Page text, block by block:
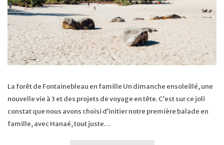
La forêt de Fontainebleau en famille Un dimanche ensoleillé, une
nouvelle vie à 3 et des projets de voyage en tête. C’est sur ce joli
constat que nous avons choisi d’initier notre première balade en
famille, avec Hanaé, tout juste…